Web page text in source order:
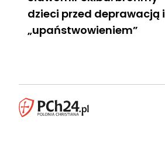
dzieci przed deprawacją i
„upaństwowieniem”